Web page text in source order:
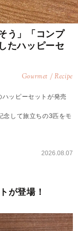
う」「コンプ
たハッピーセ
Gourmet / Recipe
ッピーセットが発売
念して旅立ちの3匹をモ
2026.08.07
が登場！